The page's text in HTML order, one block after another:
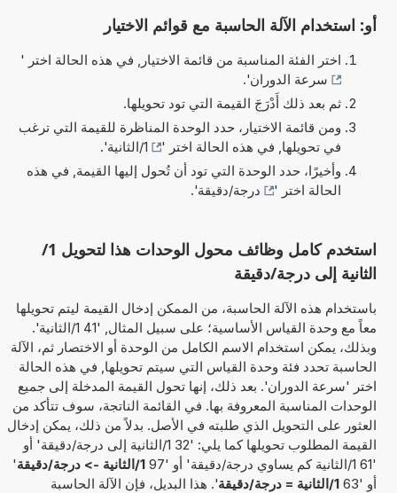
أو: استخدام الآلة الحاسبة مع قوائم الاختيار
اختر الفئة المناسبة من قائمة الاختيار, في هذه الحالة اختر '
سرعة الدوران'.
ثم بعد ذلك أَدْرَجَ القيمة التي تود تحويلها.
ومن قائمة الاختيار، حدد الوحدة المناظرة للقيمة التي ترغب
في تحويلها, في هذه الحالة اختر '
1/الثانية
'.
وأخيرًا، حدد الوحدة التي تود أن تُحول إليها القيمة, في هذه
الحالة اختر '
درجة/دقيقة'.
استخدم كامل وظائف محول الوحدات هذا لتحويل 1/
الثانية إلى درجة/دقيقة
باستخدام هذه الآلة الحاسبة، من الممكن إدخال القيمة ليتم تحويلها
معاً مع وحدة القياس الأساسية؛ على سبيل المثال, '41 1/الثانية'.
وبذلك، يمكن استخدام الاسم الكامل من الوحدة أو الاختصار ثم، الآلة
الحاسبة تحدد فئة وحدة القياس التي سيتم تحويلها, في هذه الحالة
اختر 'سرعة الدوران'. بعد ذلك، إنها تحول القيمة المدخلة إلى جميع
الوحدات المناسبة المعروفة بها. في القائمة الناتجة، سوف تتأكد من
العثور على التحويل الذي طلبته في الأصل. بدلاً من ذلك، يمكن إدخال
القيمة المطلوب تحويلها كما يلي: '32 1/الثانية إلى درجة/دقيقة' أو
'61 1/الثانية كم يساوي درجة/دقيقة' أو '97
1/الثانية -> درجة/دقيقة
'
أو '63
1/الثانية = درجة/دقيقة
'. هذا البديل، فإن الآلة الحاسبة